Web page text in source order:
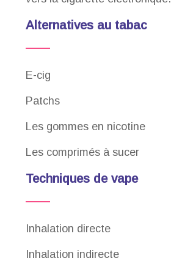
Alternatives au tabac
E-cig
Patchs
Les gommes en nicotine
Les comprimés à sucer
Techniques de vape
Inhalation directe
Inhalation indirecte